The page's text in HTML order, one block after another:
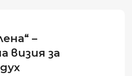
–
визия за